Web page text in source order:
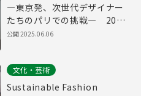
―東京発、次世代デザイナー
たちのパリでの挑戦― 2025
ファッションショー in パリ
公開2025.06.06
文化・芸術
Sustainable Fashion